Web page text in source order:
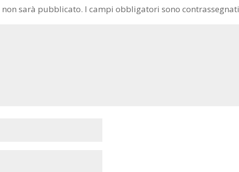
sarà pubblicato. I campi obbligatori sono contrassegnati